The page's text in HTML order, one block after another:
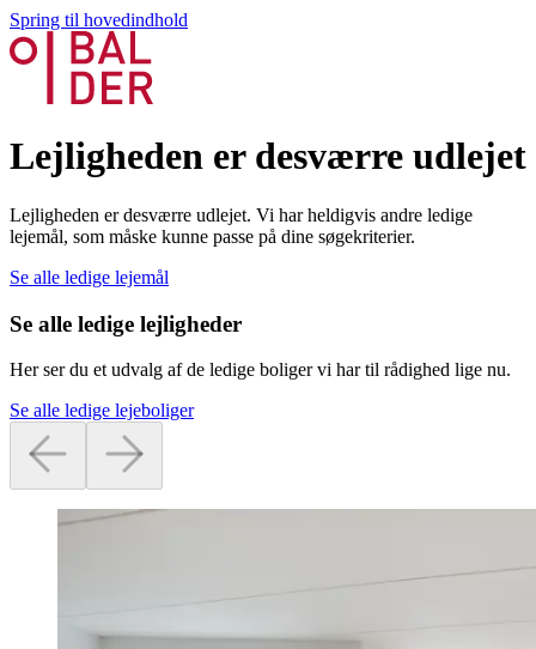
Spring til hovedindhold
Lejligheden er desværre udlejet
Lejligheden er desværre udlejet. Vi har heldigvis andre ledige
lejemål, som måske kunne passe på dine søgekriterier.
Se alle ledige lejemål
Se alle ledige lejligheder
Her ser du et udvalg af de ledige boliger vi har til rådighed lige nu.
Se alle ledige lejeboliger